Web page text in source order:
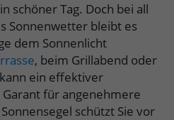
schöner Tag. Doch bei all
Sonnenwetter bleibt es
dem Sonnenlicht
, beim Grillabend oder
ein effektiver
für angenehmere
schützt Sie vor